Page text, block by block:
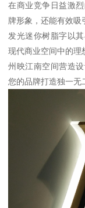
在商业竞争日益激
牌形象，还能有效吸
发光迷你树脂字以
现代商业空间中的理
州映江南空间营造
您的品牌打造独一无